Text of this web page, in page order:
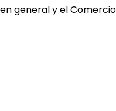
general y el